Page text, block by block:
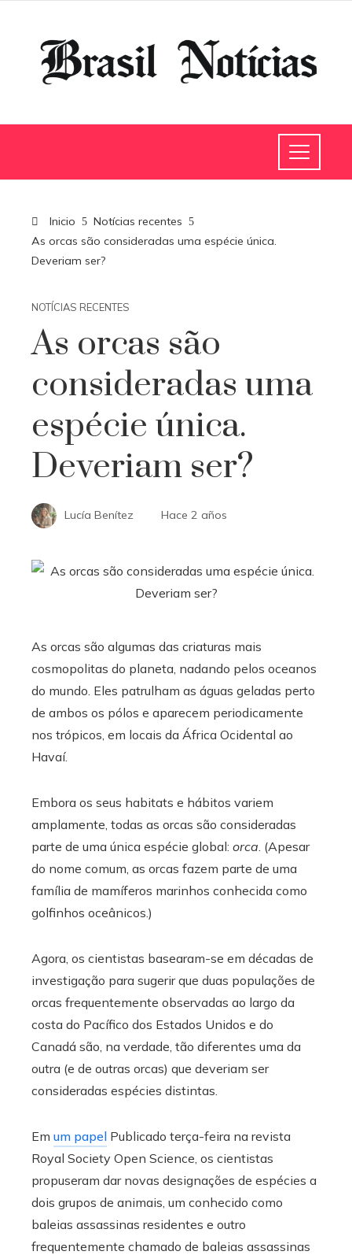
Inicio
Notícias recentes
As orcas são consideradas uma espécie única.
Deveriam ser?
NOTÍCIAS RECENTES
As orcas são
consideradas uma
espécie única.
Deveriam ser?
Lucía Benítez Hace 2 años
As orcas são algumas das criaturas mais
cosmopolitas do planeta, nadando pelos oceanos
do mundo. Eles patrulham as águas geladas perto
de ambos os pólos e aparecem periodicamente
nos trópicos, em locais da África Ocidental ao
Havaí.
Embora os seus habitats e hábitos variem
amplamente, todas as orcas são consideradas
parte de uma única espécie global: orca. (Apesar
do nome comum, as orcas fazem parte de uma
família de mamíferos marinhos conhecida como
golfinhos oceânicos.)
Agora, os cientistas basearam-se em décadas de
investigação para sugerir que duas populações de
orcas frequentemente observadas ao largo da
costa do Pacífico dos Estados Unidos e do
Canadá são, na verdade, tão diferentes uma da
outra (e de outras orcas) que deveriam ser
consideradas espécies distintas.
Em um papel Publicado terça-feira na revista
Royal Society Open Science, os cientistas
propuseram dar novas designações de espécies a
dois grupos de animais, um conhecido como
baleias assassinas residentes e outro
frequentemente chamado de baleias assassinas